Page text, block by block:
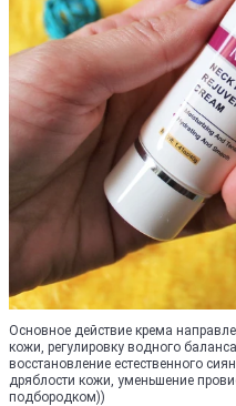
Основное действие крема
кожи, регулировку водного
восстановление естественного
дряблости кожи, уменьшение
подбородком))